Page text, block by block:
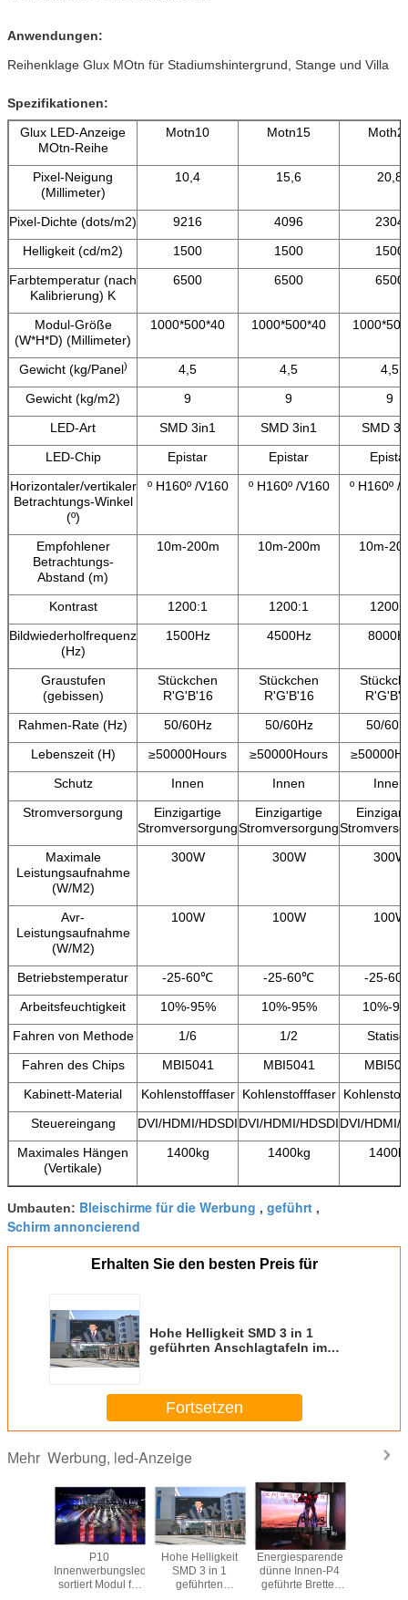
Anwendungen:
Reihenklage Glux MOtn für Stadiumshintergrund, Stange und Villa
Spezifikationen:
Glux LED-Anzeige
MOtn-Reihe
Motn10 Motn15
Pixel-Neigung
(Millimeter)
10,4 15,6 20,8
Pixel-Dichte (dots/m2) 9216 4096
2304
Helligkeit (cd/m2)
1500 1500
1500
Farbtemperatur (nach
Kalibrierung) K
6500 6500 6500
Modul-Größe
(W*H*D) (Millimeter)
1000*500*40 1000*500*40
Gewicht (kg/Panel) 4,5 4,5
4,5
Gewicht (kg/m2)
9 9
9
LED-Art
SMD 3in1 SMD 3in1
SMD
LED-Chip
Epistar Epistar
Horizontaler/vertikaler
Betrachtungs-Winkel
(º)
º H160º /V160 º H160º /V160 º H160º /
Empfohlener
Betrachtungs-
Abstand (m)
10m-200m 10m-200m 10m-
Kontrast 1200:1 1200:1
Bildwiederholfrequenz
(Hz)
1500Hz 4500Hz
Graustufen
(gebissen)
Stückchen
R'G'B'16
Stückchen
R'G'B'16
Rahmen-Rate (Hz)
50/60Hz 50/60Hz
50/
Lebenszeit (H)
≥50000Hours ≥50000Hours
Schutz
Innen Innen
Innen
Stromversorgung
Einzigartige
Stromversorgung
Einzigartige
Stromversorgung
Maximale
Leistungsaufnahme
(W/M2)
300W 300W 300W
Avr-
Leistungsaufnahme
(W/M2)
100W 100W 100W
Betriebstemperatur -25-60℃ -25-60℃
-25-
Arbeitsfeuchtigkeit
10%-95% 10%-95%
10%-
Fahren von Methode
1/6 1/2
Fahren des Chips
MBI5041 MBI5041
Kabinett-Material
Kohlenstofffaser Kohlenstofffaser
Steuereingang
DVI/HDMI/HDSDIDVI/HDMI/HDSDIDVI/HDMI/
Maximales Hängen
(Vertikale)
1400kg 1400kg
Umbauten: Bleischirme für die Werbung , geführt ,
Schirm annoncierend
Erhalten Sie den besten Preis für
Hohe Helligkeit SMD 3 in 1
geführten Anschlagtafeln im
Fortsetzen
Mehr Werbung, led-Anzeige
P10
Innenwerbungsled
sortiert Modul für
Hohe Helligkeit
SMD 3 in 1
geführten
Energiesparende
dünne Innen-P4
geführte Bretter